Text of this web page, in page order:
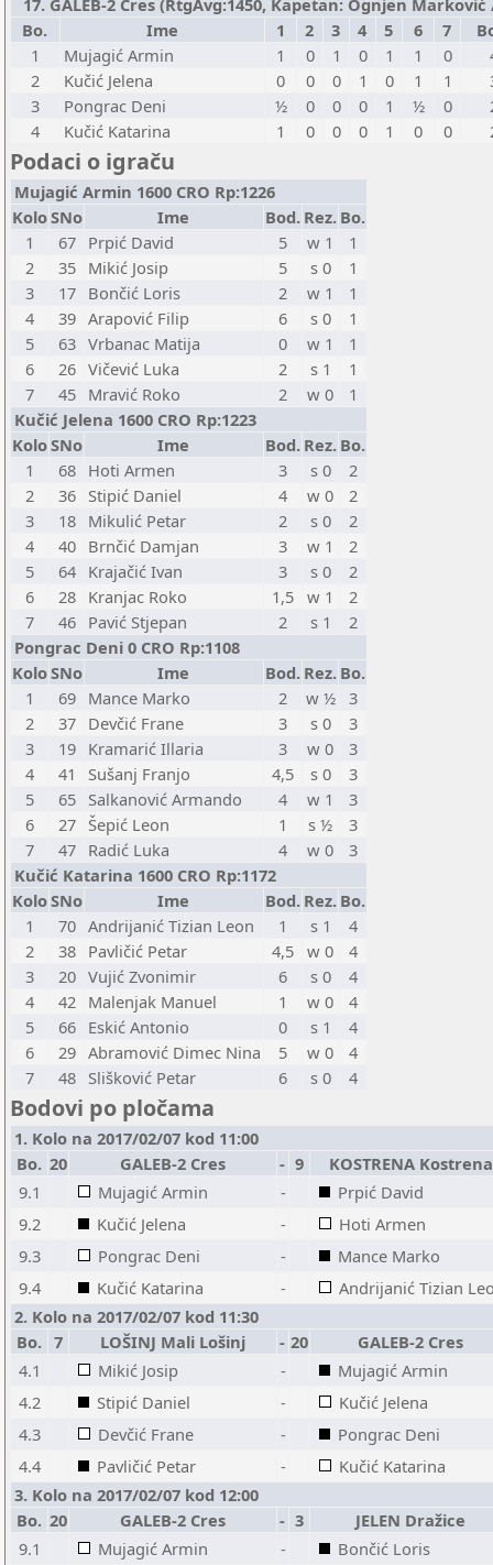
17. GALEB-2 Cres (RtgAvg:1450, Kapetan: Ognjen Marković
Bo.
Ime 1 2 3 4 5 6 7
1
Mujagić Armin 1 0 1 0 1 1 0
2
Kučić Jelena 0 0 0 1 0 1 1
3
Pongrac Deni ½ 0 0 0 1 ½ 0
4
Kučić Katarina 1 0 0 0 1 0 0
Podaci o igraču
Mujagić Armin 1600 CRO Rp:1226
KoloSNo Ime Bod. Rez. Bo.
1
67 Prpić David 5 w 1
1
2
35 Mikić Josip 5 s 0
1
3
17 Bončić Loris 2 w 1
1
4
39 Arapović Filip 6 s 0
1
5
63 Vrbanac Matija 0 w 1
1
6
26 Vičević Luka 2 s 1
1
7
45 Mravić Roko 2 w 0
1
Kučić Jelena 1600 CRO Rp:1223
KoloSNo Ime Bod. Rez. Bo.
1
68 Hoti Armen 3 s 0
2
2
36 Stipić Daniel 4 w 0
2
3
18 Mikulić Petar 2 s 0
2
4
40 Brnčić Damjan 3 w 1
2
5
64 Krajačić Ivan 3 s 0
2
6
28 Kranjac Roko 1,5 w 1
2
7
46 Pavić Stjepan 2 s 1
2
Pongrac Deni 0 CRO Rp:1108
KoloSNo Ime Bod. Rez. Bo.
1
69 Mance Marko 2 w ½ 3
2
37 Devčić Frane 3 s 0
3
3
19 Kramarić Illaria 3 w 0
3
4
41 Sušanj Franjo 4,5 s 0
3
5
65 Salkanović Armando 4 w 1
3
6
27 Šepić Leon 1 s ½
3
7
47 Radić Luka 4 w 0
3
Kučić Katarina 1600 CRO Rp:1172
KoloSNo Ime Bod. Rez. Bo.
1
70 Andrijanić Tizian Leon 1 s 1
4
2
38 Pavličić Petar 4,5 w 0
4
3
20 Vujić Zvonimir 6 s 0
4
4
42 Malenjak Manuel 1 w 0
4
5
66 Eskić Antonio 0 s 1
4
6
29 Abramović Dimec Nina 5 w 0
4
7
48 Slišković Petar 6 s 0 4
Bodovi po pločama
1. Kolo na 2017/02/07 kod 11:00
Bo. 20 GALEB-2 Cres - 9
KOSTRENA Kostrena
9.1
Mujagić Armin -
Prpić David
9.2
Kučić Jelena -
Hoti Armen
9.3
Pongrac Deni -
Mance Marko
9.4
Kučić Katarina -
Andrijanić Tizian
2. Kolo na 2017/02/07 kod 11:30
Bo. 7 LOŠINJ Mali Lošinj - 20
GALEB-2 Cres
4.1
Mikić Josip -
Mujagić Armin
4.2
Stipić Daniel -
Kučić Jelena
4.3
Devčić Frane -
Pongrac Deni
4.4
Pavličić Petar -
Kučić Katarina
3. Kolo na 2017/02/07 kod 12:00
Bo. 20 GALEB-2 Cres - 3
JELEN Dražice
9.1
Mujagić Armin -
Bončić Loris